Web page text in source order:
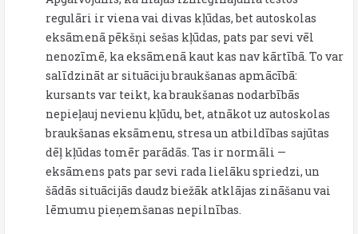
regulāri ir viena vai divas kļūdas, bet autoskolas
eksāmenā pēkšņi sešas kļūdas, pats par sevi vēl
nenozīmē, ka eksāmenā kaut kas nav kārtībā. To var
salīdzināt ar situāciju braukšanas apmācībā:
kursants var teikt, ka braukšanas nodarbībās
nepieļauj nevienu kļūdu, bet, atnākot uz autoskolas
braukšanas eksāmenu, stresa un atbildības sajūtas
dēļ kļūdas tomēr parādās. Tas ir normāli —
eksāmens pats par sevi rada lielāku spriedzi, un
šādās situācijās daudz biežāk atklājas zināšanu vai
lēmumu pieņemšanas nepilnības.